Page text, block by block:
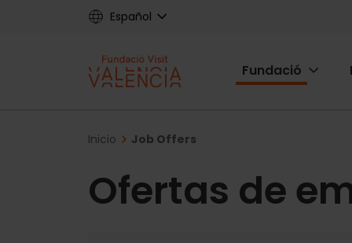
Español
Main
Fundació
Breadcrumb
Inicio Job Offers
Ofertas de